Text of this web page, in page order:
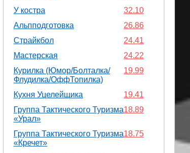
32.10
У костра
26.86
Альпподготовка
24.41
Страйкбол
24.22
Мастерская
19.99
Курилка (Юмор/Болталка/
Флудилка/ОффТопилка)
19.41
Кухня Уцелейщика
18.89
Группа Тактического Туризма
«Урал»
18.75
Группа Тактического Туризма
«Кречет»